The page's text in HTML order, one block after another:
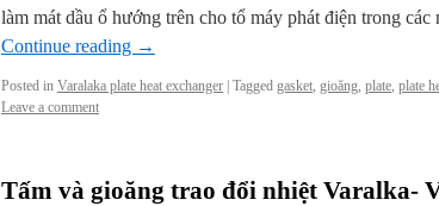
làm mát dầu ổ hướng trên cho tổ máy phát điện trong
Continue reading →
Posted in Varalaka plate heat exchanger Tagged gasket, gioăng, plate, plate
Leave a comment
Tấm và gioăng trao đổi nhiệt Varalka-